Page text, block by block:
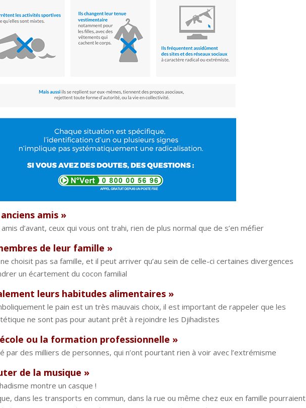
amis »
d’avant, ceux qui vous ont trahi, rien de plus normal que de s’en méfier
de leur famille »
choisit pas sa famille, et il peut arriver qu’au sein de celle-ci certaines divergences
un écartement du cocon familial
leurs habitudes alimentaires »
le pain est un très mauvais choix, il est important de rappeler que les
ne sont pas pour autant prêt à rejoindre les Djihadistes
ou la formation professionnelle »
par des milliers de personnes, qui n’ont pourtant rien à voir avec l’extrémisme
de la musique »
montre un casque !
dans les transports en commun, dans la rue ou même chez eux en famille pourraient